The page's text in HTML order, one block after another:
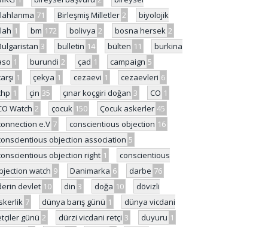
71 Birleşmiş Milletler 2
biyolojik
1 bm 172 bolivya 2 bosna hersek 2
3 bulletin 14 bülten 11
burkina
1 burundi 2 çad 1 campaign 5
1 çekya 1 cezaevi 1 cezaevleri 6
1 çin 35 çınar koçgiri doğan 3 CO 1
Watch 2 çocuk 150 Çocuk askerler 45
e.V 7 conscientious objection 16
objection association 5
objection right 1
conscientious
watch 9 Danimarka 6 darbe 76
devlet 10 din 3 doğa 10
dövizli
7 dünya barış günü 1
dünya vicdani
günü 2 dürzi vicdani retçi 3 duyuru 1